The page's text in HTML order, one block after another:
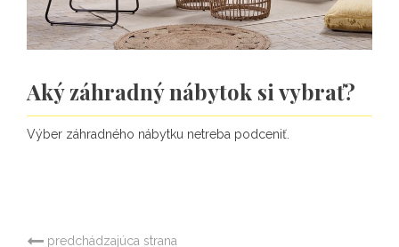
Aký záhradný nábytok si vybrať?
Výber záhradného nábytku netreba podceniť.
predchádzajúca strana